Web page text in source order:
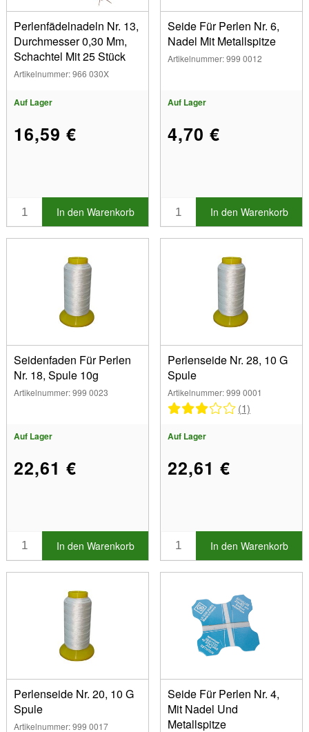
Perlenfädelnadeln Nr. 13,
Durchmesser 0,30 Mm,
Schachtel Mit 25 Stück
Artikelnummer: 966 030X
Auf Lager
16,59 €
In den Warenkorb
Seide Für Perlen Nr. 6,
Nadel Mit Metallspitze
Artikelnummer: 999 0012
Auf Lager
4,70 €
In den Warenkorb
Seidenfaden Für Perlen
Nr. 18, Spule 10g
Artikelnummer: 999 0023
Auf Lager
22,61 €
In den Warenkorb
Perlenseide Nr. 28, 10 G
Spule
Artikelnummer: 999 0001
(1)
Auf Lager
22,61 €
In den Warenkorb
Perlenseide Nr. 20, 10 G
Spule
Artikelnummer: 999 0017
Seide Für Perlen Nr. 4,
Mit Nadel Und
Metallspitze